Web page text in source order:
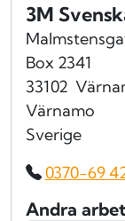
3M
Box 2341
33102
Värnamo
Sverige
0370-69
Andra